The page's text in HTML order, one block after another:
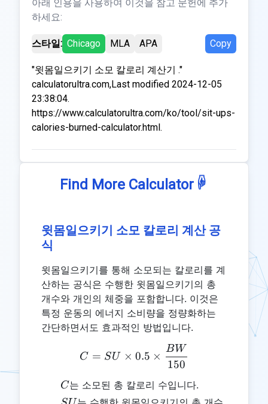
아래 인용을 사용하여 이것을 참고 문헌에 추가
하세요:
스타일: Chicago MLA APA Copy
"윗몸일으키기 소모 칼로리 계산기 ."
calculatorultra.com,Last modified 2024-12-05
23:38:04.
https://www.calculatorultra.com/ko/tool/sit-ups-
calories-burned-calculator.html.
Find More Calculator ☟
윗몸일으키기 소모 칼로리 계산 공
식
윗몸일으키기를 통해 소모되는 칼로리를 계
산하는 공식은 수행한 윗몸일으키기의 총
개수와 개인의 체중을 포함합니다. 이것은
특정 운동의 에너지 소비량을 정량화하는
간단하면서도 효과적인 방법입니다.
C = SU \times 0.5
C = SU × 0.5 ×
150
BW
C
C는 소모된 총 칼로리 수입니다.